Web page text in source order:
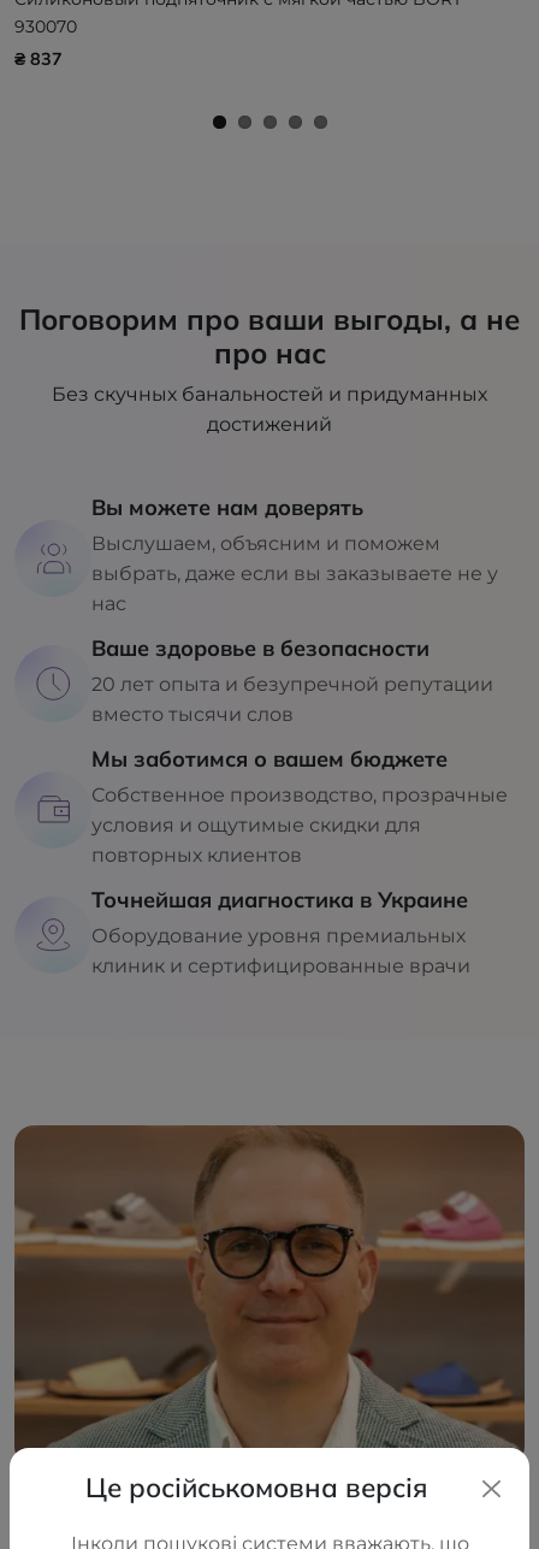
930070
₴ 837
Поговорим про ваши выгоды, а не
про нас
Без скучных банальностей и придуманных
достижений
Вы можете нам доверять
Выслушаем, объясним и поможем
выбрать, даже если вы заказываете не у
нас
Ваше здоровье в безопасности
20 лет опыта и безупречной репутации
вместо тысячи слов
Мы заботимся о вашем бюджете
Собственное производство, прозрачные
условия и ощутимые скидки для
повторных клиентов
Точнейшая диагностика в Украине
Оборудование уровня премиальных
клиник и сертифицированные врачи
Це російськомовна версія
Інколи пошукові системи вважають, що